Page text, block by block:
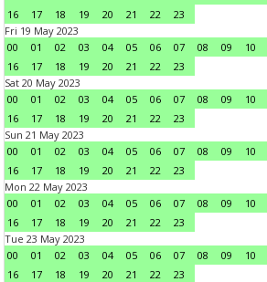
16
17 18 19 20 21 22
23
Fri 19 May 2023
00
01 02 03 04 05 06 07 08 09 10
16
17 18 19 20 21 22
23
Sat 20 May 2023
00
01 02 03 04 05 06 07 08 09 10
16
17 18 19 20 21 22
23
Sun 21 May 2023
00
01 02 03 04 05 06 07 08 09 10
16
17 18 19 20 21 22
23
Mon 22 May 2023
00
01 02 03 04 05 06 07 08 09 10
16
17 18 19 20 21 22
23
Tue 23 May 2023
00
01 02 03 04 05 06 07 08 09 10
16
17 18 19 20 21 22
23